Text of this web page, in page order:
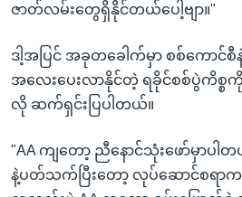
ဇာတ်လမ်းတွေရှိနိုင်တယ်ပေါ့ဗျာ။"
ဒါ့အပြင် အခုတခေါက်မှာ စစ်ကေ
အလေးပေးလာနိုင်တဲ့ ရခိုင်စစ်ပွဲကိစ္
လို ဆက်ရှင်းပြပါတယ်။
"AA ကျတော့ ညီနောင်သုံးဖော်မှာ
နဲ့ပတ်သက်ပြီးတော့ လုပ်ဆောင်စရာ